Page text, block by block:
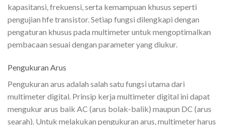
kapasitansi, frekuensi, serta kemampuan khusus seperti
pengujian hfe transistor. Setiap fungsi dilengkapi dengan
pengaturan khusus pada multimeter untuk mengoptimalkan
pembacaan sesuai dengan parameter yang diukur.
Pengukuran Arus
Pengukuran arus adalah salah satu fungsi utama dari
multimeter digital. Prinsip kerja multimeter digital ini dapat
mengukur arus baik AC (arus bolak-balik) maupun DC (arus
searah). Untuk melakukan pengukuran arus, multimeter harus